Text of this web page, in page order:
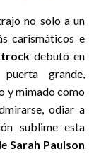
no solo a un
carismáticos e
debutó en
grande,
y mimado como
odiar a
sublime esta
Sarah Paulson